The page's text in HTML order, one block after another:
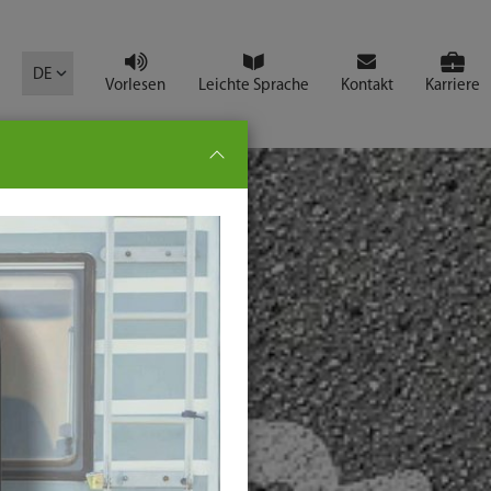
DE
Vorlesen Leichte Sprache Kontakt Karriere